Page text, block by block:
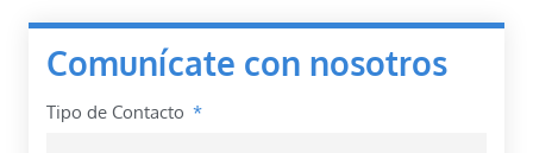
Comunícate con nosotros
Tipo de Contacto